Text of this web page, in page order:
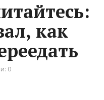
как
0